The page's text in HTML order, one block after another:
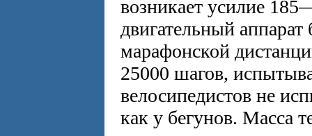
возникает усилие
двигательный
марафонской
25000 шагов,
велосипедистов не
как у бегунов. Масса